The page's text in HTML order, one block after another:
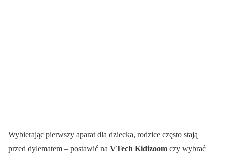
Wybierając pierwszy aparat dla dziecka, rodzice często stają
przed dylematem – postawić na VTech Kidizoom czy wybrać